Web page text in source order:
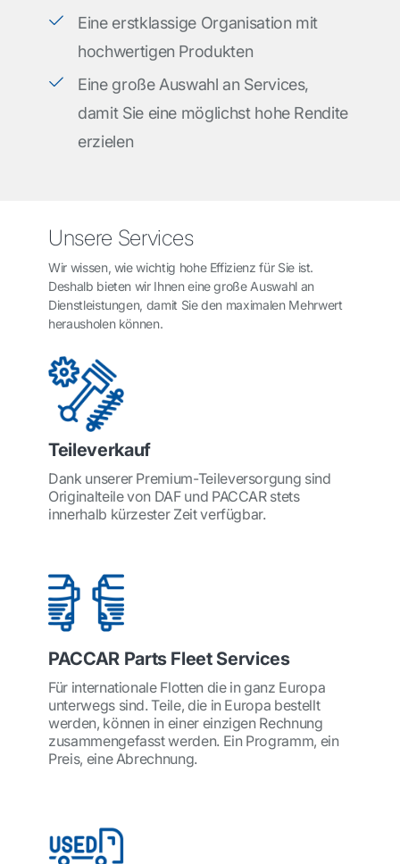
Eine erstklassige Organisation mit
hochwertigen Produkten
Eine große Auswahl an Services,
damit Sie eine möglichst hohe Rendite
erzielen
Unsere Services
Wir wissen, wie wichtig hohe Effizienz für Sie ist.
Deshalb bieten wir Ihnen eine große Auswahl an
Dienstleistungen, damit Sie den maximalen Mehrwert
herausholen können.
Teileverkauf
Dank unserer Premium-Teileversorgung sind
Originalteile von DAF und PACCAR stets
innerhalb kürzester Zeit verfügbar.
PACCAR Parts Fleet Services
Für internationale Flotten die in ganz Europa
unterwegs sind. Teile, die in Europa bestellt
werden, können in einer einzigen Rechnung
zusammengefasst werden. Ein Programm, ein
Preis, eine Abrechnung.